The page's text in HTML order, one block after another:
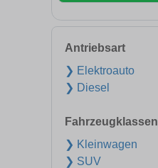
Antriebsart
❯ Elektroauto
❯ Diesel
Fahrzeugklassen
❯ Kleinwagen
❯ SUV